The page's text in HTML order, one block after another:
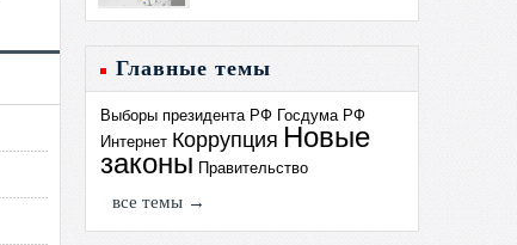
Главные темы
Выборы президента РФ Госдума РФ
Интернет Коррупция Новые
законы Правительство
все темы →